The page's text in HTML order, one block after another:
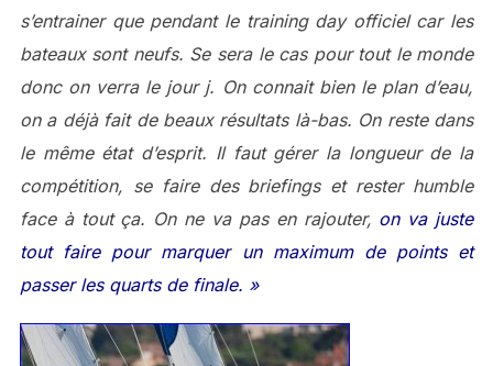
s’entrainer que pendant le training day officiel car les
bateaux sont neufs. Se sera le cas pour tout le monde
donc on verra le jour j. On connait bien le plan d’eau,
on a déjà fait de beaux résultats là-bas. On reste dans
le même état d’esprit. Il faut gérer la longueur de la
compétition, se faire des briefings et rester humble
face à tout ça. On ne va pas en rajouter, on va juste
tout faire pour marquer un maximum de points et
passer les quarts de finale. »